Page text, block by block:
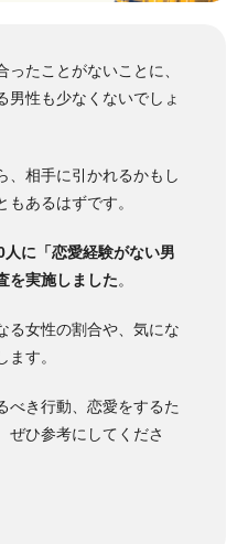
たことがないことに、
男性も少なくないでしょ
、相手に引かれるかもし
あるはずです。
人に「恋愛経験がない男
を実施しました。
る女性の割合や、気にな
す。
べき行動、恋愛をするた
ぜひ参考にしてくださ